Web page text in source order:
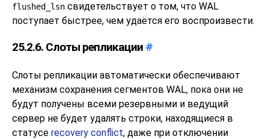
flushed_lsn свидетельствует о том, что WAL
поступает быстрее, чем удаётся его воспроизвести.
25.2.6. Слоты репликации #
Слоты репликации автоматически обеспечивают
механизм сохранения сегментов WAL, пока они не
будут получены всеми резервными и ведущий
сервер не будет удалять строки, находящиеся в
статусе recovery conflict, даже при отключении